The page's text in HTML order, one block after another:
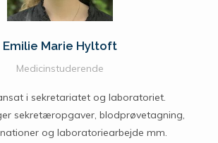
Emilie Marie Hyltoft
Medicinstuderende
i sekretariatet og laboratoriet.
sekretæropgaver, blodprøvetagning,
og laboratoriearbejde mm.